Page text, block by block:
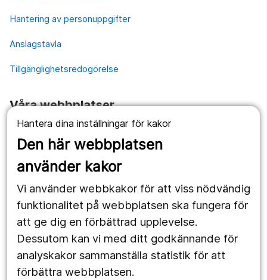
Hantera dina inställningar för kakor
Den här webbplatsen
använder kakor
Vi använder webbkakor för att viss nödvändig
funktionalitet på webbplatsen ska fungera för
att ge dig en förbättrad upplevelse.
Dessutom kan vi med ditt godkännande för
analyskakor sammanställa statistik för att
förbättra webbplatsen.
Hantering av personuppgifter
Anslagstavla
Tillgänglighetsredogörelse
Våra webbplatser
1177.se
Länstrafiken
Utveckling
Följ oss
Facebook